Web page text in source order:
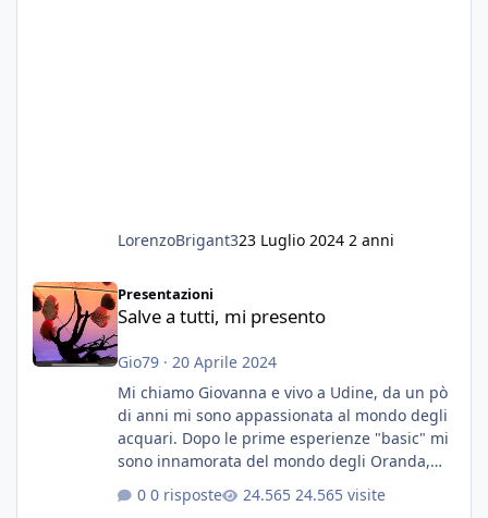
LorenzoBrigant323 Luglio 2024 2 anni
Salve a tutti, mi presento
Presentazioni
Salve a tutti, mi presento
Gio79· 20 Aprile 2024
Mi chiamo Giovanna e vivo a Udine, da un pò
di anni mi sono appassionata al mondo degli
acquari. Dopo le prime esperienze "basic" mi
sono innamorata del mondo degli Oranda,
più precisamente dei Shogun e testa di leone.
E' stata una bella scuola per quanto riguarda
0 risposte 24.565 visite